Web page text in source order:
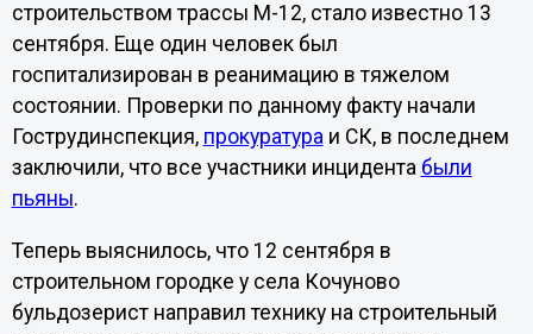
строительством трассы М-12, стало известно 13
сентября. Еще один человек был
госпитализирован в реанимацию в тяжелом
состоянии. Проверки по данному факту начали
Гострудинспекция, прокуратураи СК, в последнем
заключили, что все участники инцидента были
пьяны.
Теперь выяснилось, что 12 сентября в
строительном городке у села Кочуново
бульдозерист направил технику на строительный